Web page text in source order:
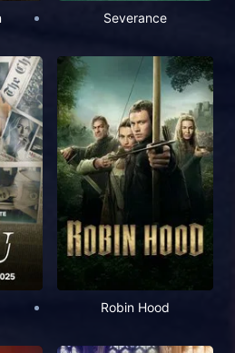
Severance
Robin Hood